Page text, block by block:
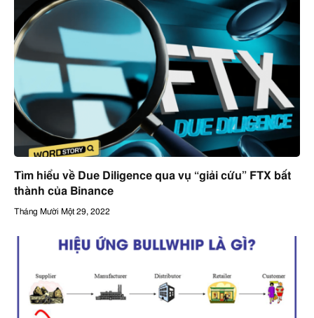
Tìm hiểu về Due Diligence qua vụ “giải cứu” FTX bất
thành của Binance
Tháng Mười Một 29, 2022